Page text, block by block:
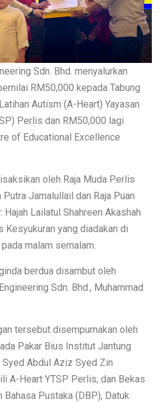
Sdn. Bhd. menyalurkan
RM50,000 kepada Tabung
Autism (A-Heart) Yayasan
Perlis dan RM50,000 lagi
of Educational Excellence
oleh Raja Muda Perlis
Jamalullail dan Raja Puan
Hajah Lailatul Shahreen Akashah
Kesyukuran yang diadakan di
malam semalam.
berdua disambut oleh
Sdn. Bhd., Muhammad
tersebut disempurnakan oleh
Pakar Bius Institut Jantung
Syed Abdul Aziz Syed Zin
A-Heart YTSP Perlis; dan Bekas
Bahasa Pustaka (DBP), Datuk